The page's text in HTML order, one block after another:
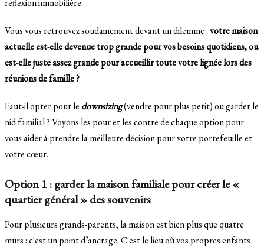
réflexion immobilière.
Vous vous retrouvez soudainement devant un dilemme :votre maison
actuelle est-elle devenue trop grande pour vos besoins quotidiens, ou
est-elle juste assez grande pour accueillir toute votre lignée lors des
réunions de famille ?
Faut-il opter pour le downsizing(vendre pour plus petit) ou garder le
nid familial ? Voyons les pour et les contre de chaque option pour
vous aider à prendre la meilleure décision pour votre portefeuille et
votre cœur.
Option 1 : garder la maison familiale pour créer le «
quartier général » des souvenirs
Pour plusieurs grands-parents, la maison est bien plus que quatre
murs : c'est un point d’ancrage. C'est le lieu où vos propres enfants